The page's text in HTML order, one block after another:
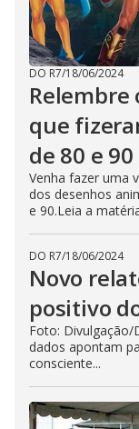
DO R7/18/06/2024
Relembre
que
de 80 e 90
Venha fazer uma
dos desenhos
e 90.Leia a
DO R7/18/06/2024
Novo
positivo
Foto:
dados apontam
consciente...